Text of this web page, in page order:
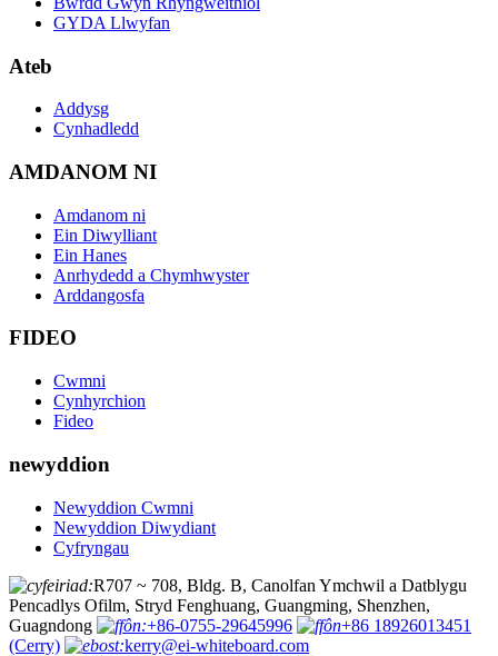
GYDA Llwyfan
Ateb
Addysg
Cynhadledd
AMDANOM NI
Amdanom ni
Ein Diwylliant
Ein Hanes
Anrhydedd a Chymhwyster
Arddangosfa
FIDEO
Cwmni
Cynhyrchion
Fideo
newyddion
Newyddion Cwmni
Newyddion Diwydiant
Cyfryngau
:R707 ~ 708, Bldg. B, Canolfan Ymchwil a Datblygu
Pencadlys Ofilm, Stryd Fenghuang, Guangming, Shenzhen,
Guagndong
:+86-0755-29645996
+86 18926013451
(Cerry)
:kerry@ei-whiteboard.com